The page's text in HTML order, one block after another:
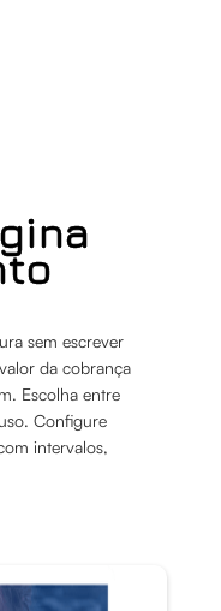
sem escrever
da cobrança
Escolha entre
Configure
intervalos,